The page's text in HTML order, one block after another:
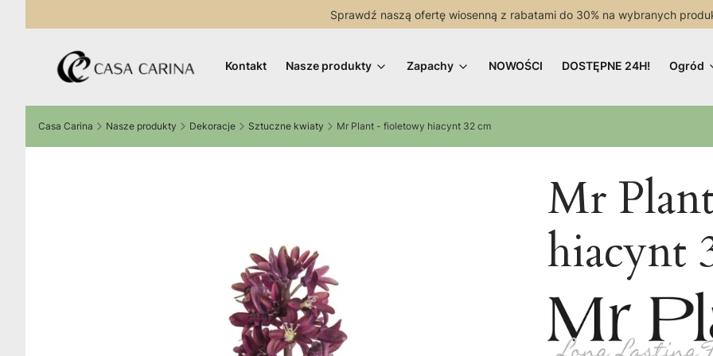
Sprawdź naszą ofertę wiosenną z rabatami do 30% na wybranych
Kontakt Nasze produkty Zapachy NOWOŚCI DOSTĘPNE 24H! Ogród
Casa Carina Nasze produkty Dekoracje Sztuczne kwiaty Mr Plant - fioletowy hiacynt 32 cm
Mr
hiacynt